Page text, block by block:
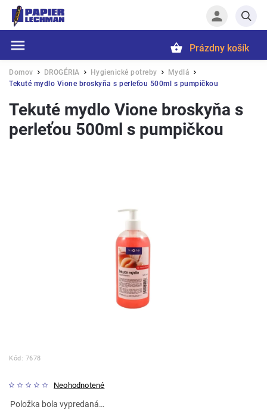
Hľadať
Prázdny košík
Domov / DROGÉRIA / Hygienické potreby / Mydlá /
Tekuté mydlo Vione broskyňa s perleťou 500ml s pumpičkou
Tekuté mydlo Vione broskyňa s
perleťou 500ml s pumpičkou
Kód: 7678
Neohodnotené
Položka bola vypredaná…